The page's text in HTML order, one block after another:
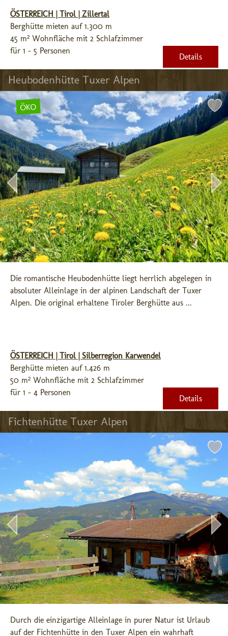
ÖSTERREICH | Tirol | Zillertal
Berghütte mieten auf 1.300 m
45 m² Wohnfläche mit 2 Schlafzimmer
für 1 - 5 Personen
Details
Heubodenhütte Tuxer Alpen
ÖKO
Die romantische Heubodenhütte liegt herrlich abgelegen in
absoluter Alleinlage in der alpinen Landschaft der Tuxer
Alpen. Die original erhaltene Tiroler Berghütte aus ...
ÖSTERREICH | Tirol | Silberregion Karwendel
Berghütte mieten auf 1.426 m
50 m² Wohnfläche mit 2 Schlafzimmer
für 1 - 4 Personen
Details
Fichtenhütte Tuxer Alpen
Durch die einzigartige Alleinlage in purer Natur ist Urlaub
auf der Fichtenhütte in den Tuxer Alpen ein wahrhaft